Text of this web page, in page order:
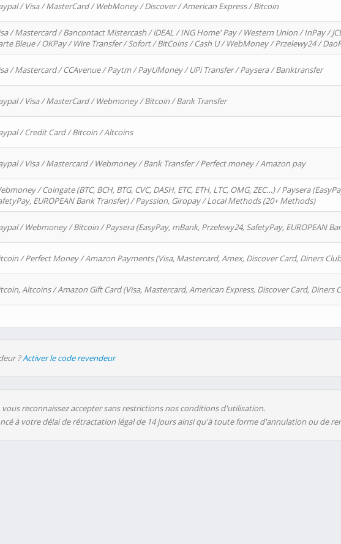
/ Visa / MasterCard / WebMoney / Discover / American Express / Bitcoin
/ Mastercard / Bancontact Mistercash / iDEAL / ING Home' Pay / Western Union / InPay /
Bleue / OKPay / Wire Transfer / Sofort / BitCoins / Cash U / WebMoney / Przelewy24 /
/ Mastercard / CCAvenue / Paytm / PayUMoney / UPi Transfer / Paysera / Banktransfer
/ Visa / MasterCard / Webmoney / Bitcoin / Bank Transfer
/ Credit Card / Bitcoin / Altcoins
/ Visa / Mastercard / Webmoney / Bank Transfer / Perfect money / Amazon pay
/ Coingate (BTC, BCH, BTG, CVC, DASH, ETC, ETH, LTC, OMG, ZEC…) / Paysera
EUROPEAN Bank Transfer) / Payssion, Giropay / Local Methods (20+ Methods)
/ Webmoney / Bitcoin / Paysera (EasyPay, mBank, Przelewy24, SafetyPay, EUROPEAN
/ Perfect Money / Amazon Payments (Visa, Mastercard, Amex, Discover Card, Diners
Altcoins / Amazon Gift Card (Visa, Mastercard, American Express, Discover Card, Diners
?Activer le code revendeur
vous reconnaissez accepter sans restrictions nos conditions d'utilisation.
à votre délai de rétractation légal de 14 jours ainsi qu'à toute forme d'annulation ou de